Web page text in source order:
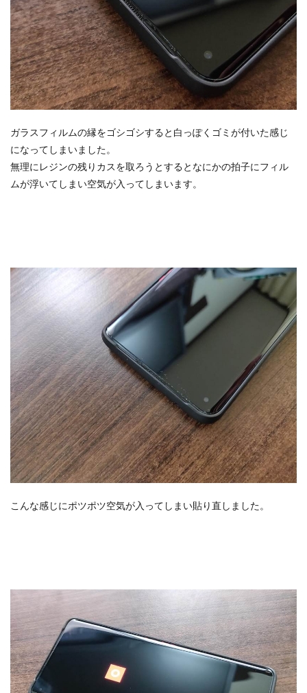
ガラスフィルムの縁をゴシゴシすると白っぽくゴミが付いた感じ
になってしまいました。
無理にレジンの残りカスを取ろうとするとなにかの拍子にフィル
ムが浮いてしまい空気が入ってしまいます。
こんな感じにポツポツ空気が入ってしまい貼り直しました。